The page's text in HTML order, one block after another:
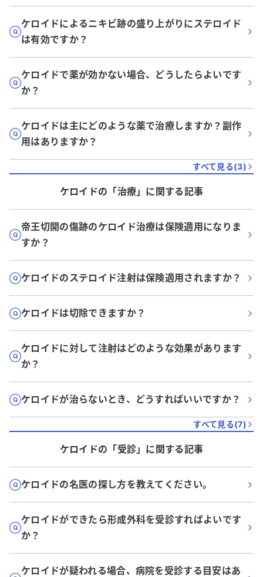
ケロイドによるニキビ跡の盛り上がりにステロイド
は有効ですか？
ケロイドで薬が効かない場合、どうしたらよいです
か？
ケロイドは主にどのような薬で治療しますか？副作
用はありますか？
すべて見る(3)
ケロイドの「治療」に関する記事
帝王切開の傷跡のケロイド治療は保険適用になりま
すか？
ケロイドのステロイド注射は保険適用されますか？
ケロイドは切除できますか？
ケロイドに対して注射はどのような効果があります
か？
ケロイドが治らないとき、どうすればいいですか？
すべて見る(7)
ケロイドの「受診」に関する記事
ケロイドの名医の探し方を教えてください。
ケロイドができたら形成外科を受診すればよいです
か？
ケロイドが疑われる場合、病院を受診する目安はあ